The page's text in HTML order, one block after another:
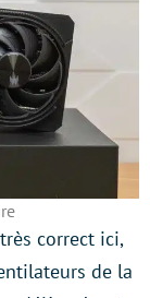
correct ici,
de la